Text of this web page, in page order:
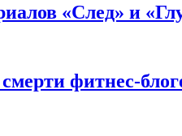
«След» и
фитнес-